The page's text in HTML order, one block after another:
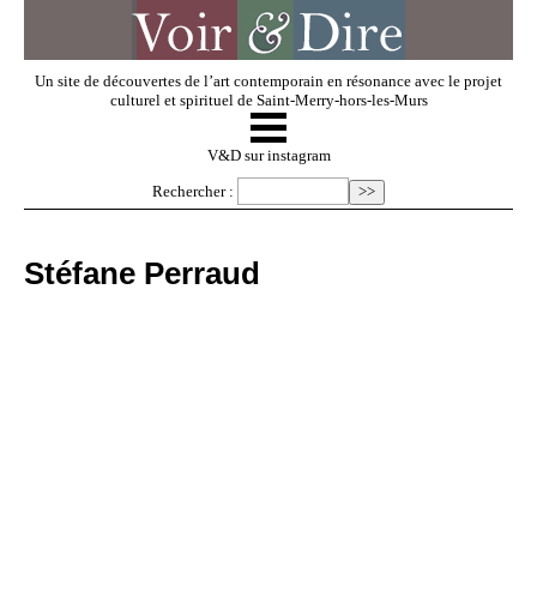
Un site de découvertes de l’art contemporain en résonance avec le projet
culturel et spirituel de Saint-Merry-hors-les-Murs
V & D
☰
V&D sur instagram
Rechercher :
Stéfane Perraud